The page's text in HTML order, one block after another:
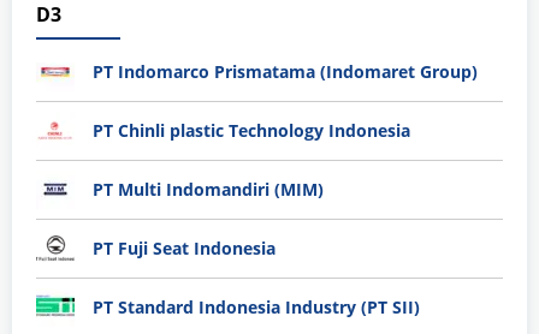
D3
PT Indomarco Prismatama (Indomaret Group)
PT Chinli plastic Technology Indonesia
PT Multi Indomandiri (MIM)
PT Fuji Seat Indonesia
PT Standard Indonesia Industry (PT SII)